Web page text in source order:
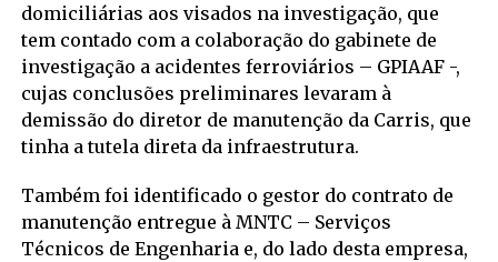
domiciliárias aos visados na investigação, que
tem contado com a colaboração do gabinete de
investigação a acidentes ferroviários – GPIAAF -,
cujas conclusões preliminares levaram à
demissão do diretor de manutenção da Carris, que
tinha a tutela direta da infraestrutura.
Também foi identificado o gestor do contrato de
manutenção entregue à MNTC – Serviços
Técnicos de Engenharia e, do lado desta empresa,